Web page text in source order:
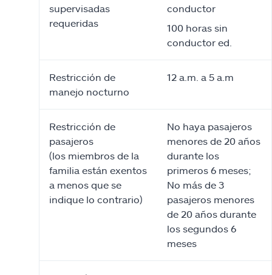
supervisadas
requeridas
conductor
100 horas sin
conductor ed.
Restricción de
manejo nocturno
12 a.m. a 5 a.m
Restricción de
pasajeros
(los miembros de la
familia están exentos
a menos que se
indique lo contrario)
No haya pasajeros
menores de 20 años
durante los
primeros 6 meses;
No más de 3
pasajeros menores
de 20 años durante
los segundos 6
meses